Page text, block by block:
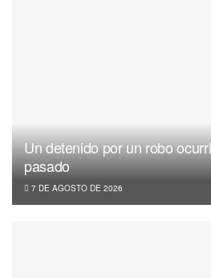
Un detenido por un robo
pasado
7 DE AGOSTO DE 2026